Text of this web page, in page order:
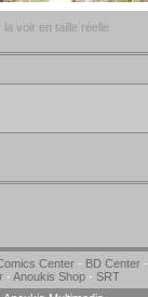
voir en taille réelle
Center- BD Center-
- Anoukis Shop - SRT